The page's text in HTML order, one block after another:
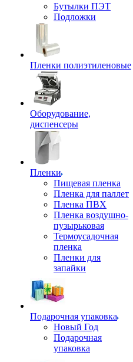
Бутылки ПЭТ
Подложки
Пленки полиэтиленовые
Оборудование,
диспенсеры
Пленки
Пищевая пленка
Пленка для паллет
Пленка ПВХ
Пленка воздушно-
пузырьковая
Термоусадочная
пленка
Пленки для
запайки
Подарочная упаковка
Новый Год
Подарочная
упаковка